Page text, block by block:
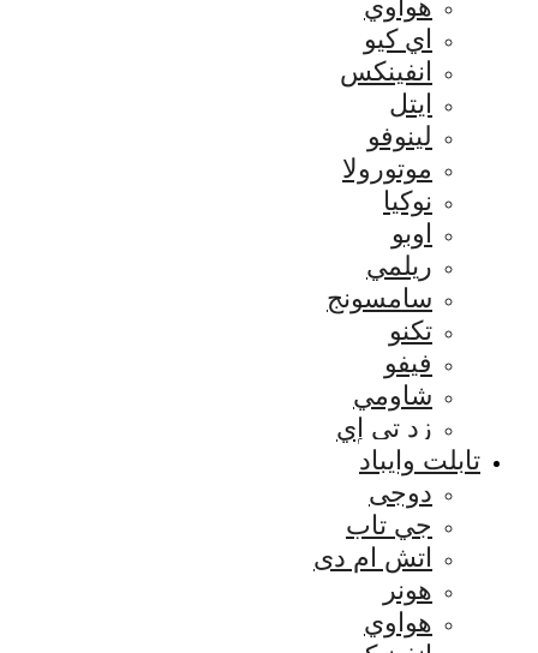
هواوي
اي كيو
انفينكس
ايتل
لينوفو
موتورولا
نوكيا
اوبو
ريلمي
سامسونج
تكنو
فيفو
شاومي
زد تي إي
تابلت وايباد
دوجى
جي تاب
اتش ام دى
هونر
هواوي